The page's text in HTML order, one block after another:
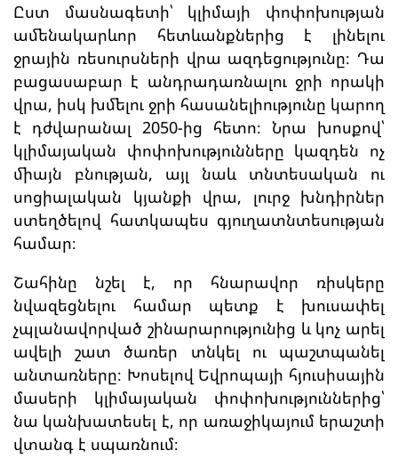
Ըստ մասնագետի՝ կլիմայի փոփոխության
ամենակարևոր հետևանքներից է լինելու
ջրային ռեսուրսների վրա ազդեցությունը։ Դա
բացասաբար է անդրադառնալու ջրի որակի
վրա, իսկ խմելու ջրի հասանելիությունը կարող
է դժվարանալ 2050-ից հետո։ Նրա խոսքով՝
կլիմայական փոփոխությունները կազդեն ոչ
միայն բնության, այլ նաև տնտեսական ու
սոցիալական կյանքի վրա, լուրջ խնդիրներ
ստեղծելով հատկապես գյուղատնտեսության
համար։
Շահինը նշել է, որ հնարավոր ռիսկերը
նվազեցնելու համար պետք է խուսափել
չպլանավորված շինարարությունից և կոչ արել
ավելի շատ ծառեր տնկել ու պաշտպանել
անտառները։ Խոսելով Եվրոպայի հյուսիսային
մասերի կլիմայական փոփոխություններից՝
նա կանխատեսել է, որ առաջիկայում երաշտի
վտանգ է սպառնում։